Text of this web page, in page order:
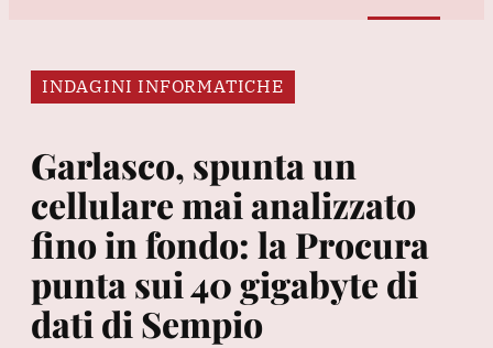
INDAGINI INFORMATICHE
Garlasco, spunta un
cellulare mai analizzato
fino in fondo: la Procura
punta sui 40 gigabyte di
dati di Sempio